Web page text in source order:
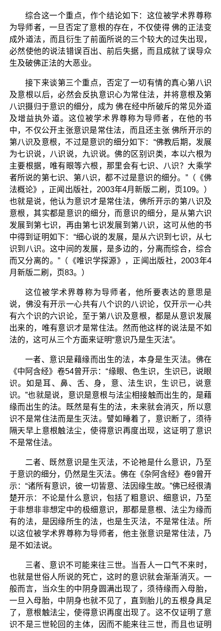
综合这一个重点，作个结论如下：这位被学术界尊称
为导师者，一旦否定了意根的存在，不仅使得 佛的正法变
成外道法，而且衍生了前面所说的三个较大的过失出现，
必然使他的说法错误百出、前后失据，而且成就了误导众
生及破佛正法的大恶业。
接下来谈第三个重点，否定了一切有情的真心第八识
及意根以后，必然会反执意识心为常住法，并将意根及第
八识摄归于意识的细分，成为 佛在经中所破斥的常见外道
及增益执外道。这位被学术界尊称为导师者，在他的书
中，不仅公开主张意识是常住法，而且还主张 佛所开示的
第八识及意根，不过是意识的细分如下：“佛教后期，发展
为七识说，八识说，九识说。佛的区别识类，本以六根为
主要根据，唯有眼等六根，那里会有七识、八识？大乘学
者所说的第七识、第八识，都不过是意识的细分。”（《佛
法概论》，正闻出版社，2003年4月新版二刷，页109。）
也就是说，他认为意识才是常住法，佛所开示的第八识及
意根，其实都是意识的细分，而意识的细分，是从第六识
发展到第七识，再由第七识发展到第八识，这可从他的书
中得到证明如下：“细心说的发展，是从六识到七识，从七
识到八识。这中间的发展，是多边的，分离而综合，综合
而又分离的。”（《唯识学探源》，正闻出版社，2003年4
月新版二刷，页83。）
这位被学术界尊称为导师者，他所要表达的意思是
说，佛没有开示一心共有八个识的八识论，仅开示一心共
有六个识的六识论，至于第八识及意根，都是从意识发展
出来的，唯有意识才是常住法。然而他这样的说法是不如
法的，这可从三个方面来证明“意识乃是生灭法”。
一者、意识是藉缘而出生的法，本身是生灭法。佛在
《中阿含经》卷54曾开示：“缘眼、色生识，生识已，说眼
识。如是耳、鼻、舌、身，意、法生识，生识已，说意
识。”也就是说，意识是意根与法尘相接触而出生的，是藉
缘而出生的法。既然是有生的法，未来就会消灭，所以意
识不是常住法而是生灭法。譬如睡着了，意识断了，须待
隔天早上意根触法尘，使得意识再度出现，这证明了意识
不是常住法。
二者、既然意识是生灭法，不论祂是什么意识，乃至
于意识的细分，仍然是生灭法。佛在《杂阿含经》卷9曾开
示：“诸所有意识，彼一切皆意、法因缘生故。”佛已经很清
楚开示：不论是什么意识，包括了粗意识、细意识，乃至
于非想非非想定中的极细意识，那都是意根、法尘为缘而
有的法，是因缘所生的法，也是生灭法，不是常住法。所
以这位被学术界尊称为导师者，他主张意识是常住法，乃
是不如法说。
三者、意识不可能来往三世。当吾人一口气不来时，
也就是世俗人所说的死亡，这时的意识就会渐渐消灭。一
般而言，当众生的中阴身圆满出现了，须待缘而入母胎，
一旦入母胎，中阴身也就不见了，直到胎儿的五根身具足
了，意根触法尘，使得意识再度出现了。这不仅证明了意
识不是三世轮回的主体，因而不能来往三世，而且也证明